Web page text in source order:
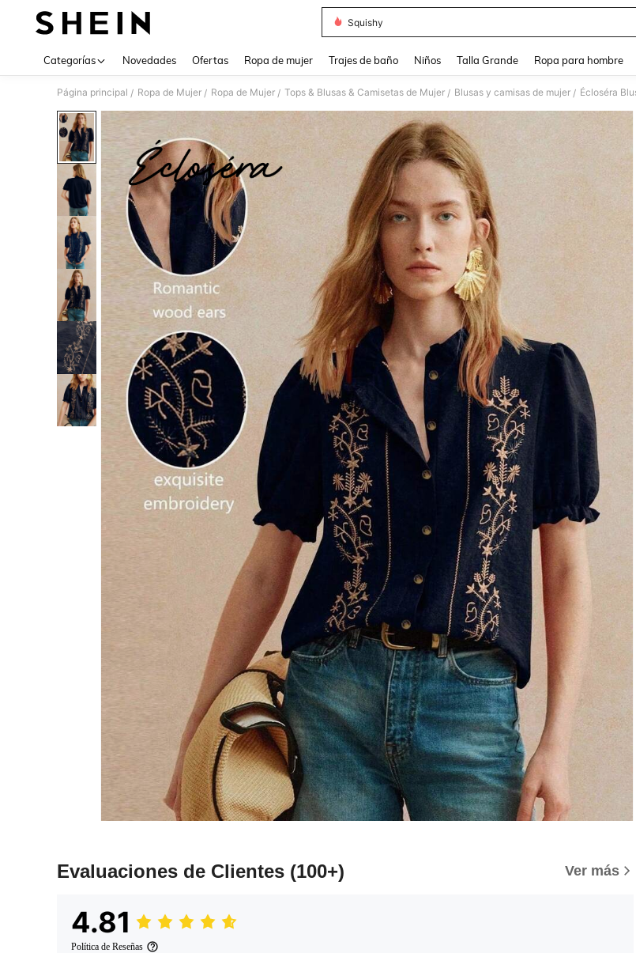
Squishy
Categorías Novedades Ofertas Ropa de mujer Trajes de baño Niños Talla Grande Ropa para hombre
Página principal / Ropa de Mujer / Ropa de Mujer / Tops & Blusas & Camisetas de Mujer / Blusas y camisas de mujer /
Evaluaciones de Clientes (100+) Ver más
4.81
Política de Reseñas